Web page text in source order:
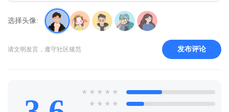
选择头像:
请文明发言，遵守社区规范 发布评论
★ ★ ★ ★ ★
★ ★ ★ ★